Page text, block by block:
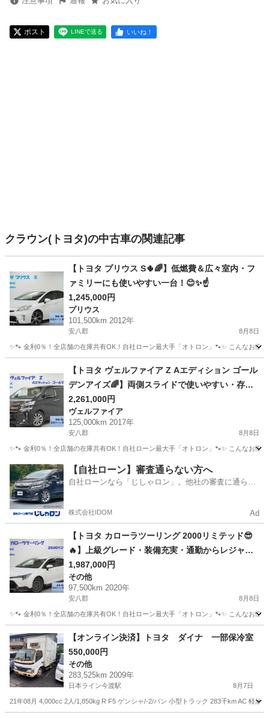
ポスト LINEで送る いいね！
クラウン(トヨタ)の中古車の関連記事
【トヨタ プリウス S🌵🌈】低燃費＆広々室内・フ
ァミリーにも使いやすい一台！😊✨☝️
1,245,000円
プリウス
101,500km 2012年
安八郡 8月8日
✨🐾 金利0％！全店舗の在庫共有OK！自社ローン最大手「オトロン」🐾✨ こんなお
プリウス
【トヨタ ヴェルファイア Z Aエディション ゴール
デンアイズ🌈】両側スライドで使いやすい・存在
感抜群の上級ミニバン😎🔥
2,261,000円
ヴェルファイア
125,000km 2017年
安八郡 8月8日
✨🐾 金利0％！全店舗の在庫共有OK！自社ローン最大手「オトロン」🐾✨ こんなお
岐阜 安八郡 ヴェルファイア 車両
【自社ローン】審査通らない方へ
自社ローンなら「じしゃロン」。他社の審査に通らな
株式会社IDOM Ad
【トヨタ カローラツーリング 2000リミテッド😎
🔥】上級グレード・装備充実・通勤からレジャー
まで快適ワゴン！🚗💨
1,987,000円
その他
97,500km 2020年
安八郡 8月8日
✨🐾 金利0％！全店舗の在庫共有OK！自社ローン最大手「オトロン」🐾✨ こんなお
岐阜 安八郡 その他
【オンライン決済】トヨタ ダイナ 一部保冷室
550,000円
その他
283,525km 2009年
日本ライン今渡駅 8月7日
21年08月 4,000cc 2人/1,850kg R F5 ゲンシャ/-2/バン 小型トラック 283千km AC 軽油